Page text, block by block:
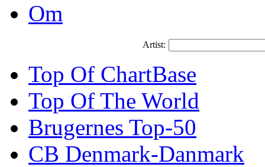
Om
Artist:
Top Of ChartBase
Top Of The World
Brugernes Top-50
CB Denmark-Danmark